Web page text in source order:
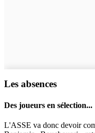
Les absences
Des joueurs en sélection...
L'ASSE va donc devoir